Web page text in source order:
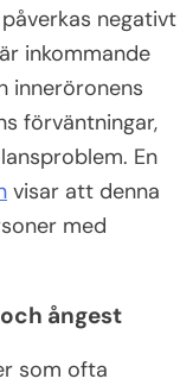
negativt
inkommande
inneröronens
förväntningar,
En
visar att denna
med
ångest
som ofta